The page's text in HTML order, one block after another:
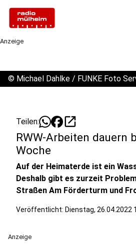
Anzeige
© Michael Dahlke / FUNKE Foto
Teilen: open_in_new
RWW-Arbeiten dauern
Woche
Auf der Heimaterde ist ein
Deshalb gibt es zurzeit
Straßen Am Förderturm und
Veröffentlicht: Dienstag, 26.04.2022
Anzeige